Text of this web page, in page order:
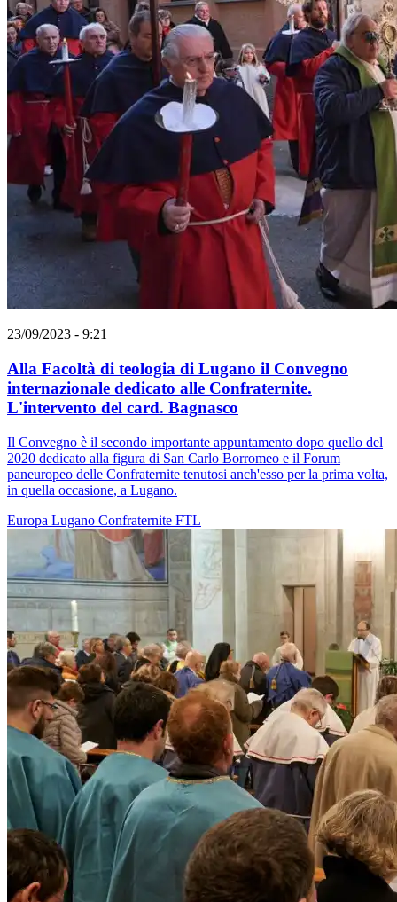
23/09/2023 - 9:21
Alla Facoltà di teologia di Lugano il Convegno
internazionale dedicato alle Confraternite.
L'intervento del card. Bagnasco
Il Convegno è il secondo importante appuntamento dopo quello del
2020 dedicato alla figura di San Carlo Borromeo e il Forum
paneuropeo delle Confraternite tenutosi anch'esso per la prima volta,
in quella occasione, a Lugano.
Europa Lugano Confraternite FTL